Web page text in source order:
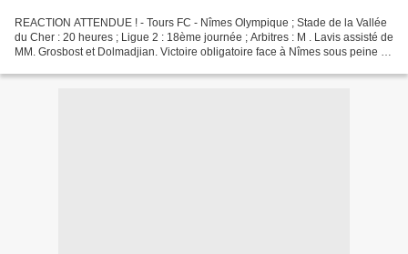
REACTION ATTENDUE ! - Tours FC - Nîmes Olympique ; Stade de la Vallée
du Cher : 20 heures ; Ligue 2 : 18ème journée ; Arbitres : M . Lavis assisté de
MM. Grosbost et Dolmadjian. Victoire obligatoire face à Nîmes sous peine de